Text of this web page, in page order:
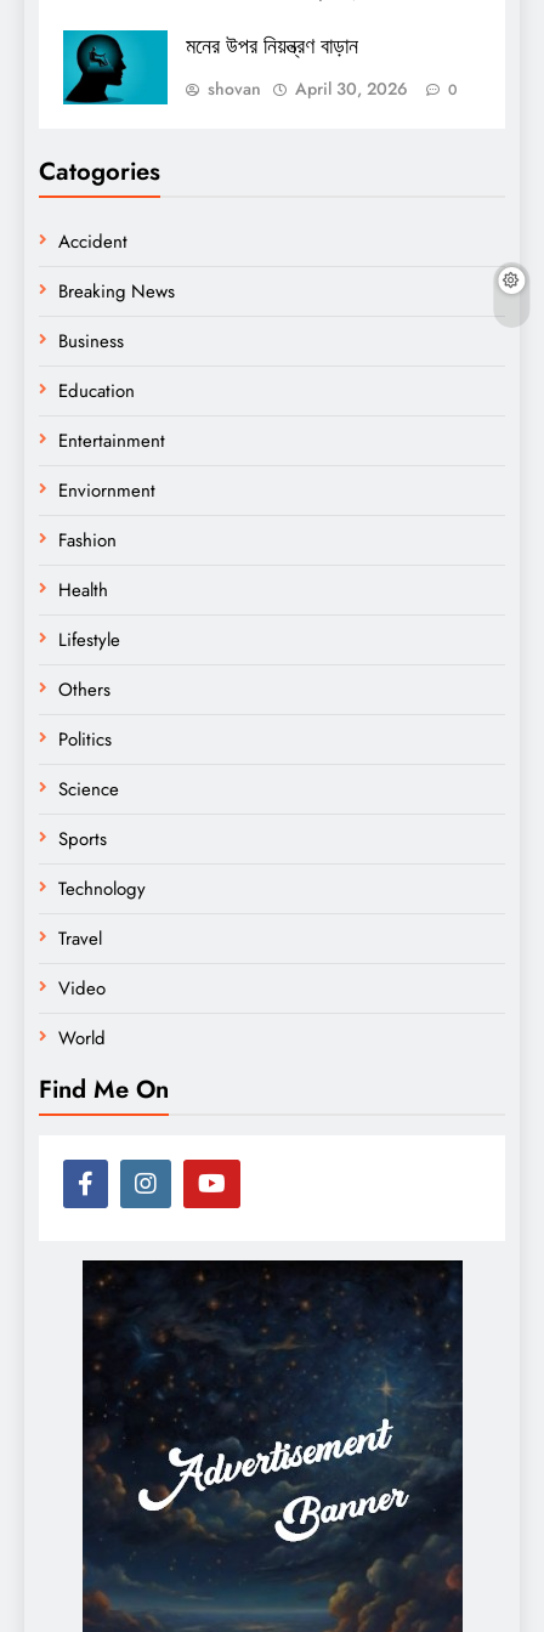
মনের উপর নিয়ন্ত্রণ বাড়ান
shovan April 30, 2026 0
Catogories
Accident
Breaking News
Business
Education
Entertainment
Enviornment
Fashion
Health
Lifestyle
Others
Politics
Science
Sports
Technology
Travel
Video
World
Find Me On